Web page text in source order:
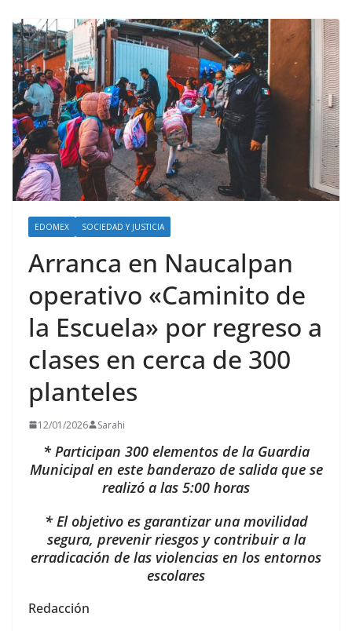
EDOMEX SOCIEDAD Y JUSTICIA
Arranca en Naucalpan
operativo «Caminito de
la Escuela» por regreso a
clases en cerca de 300
planteles
12/01/2026 Sarahi
* Participan 300 elementos de la Guardia
Municipal en este banderazo de salida que se
realizó a las 5:00 horas
* El objetivo es garantizar una movilidad
segura, prevenir riesgos y contribuir a la
erradicación de las violencias en los entornos
escolares
Redacción